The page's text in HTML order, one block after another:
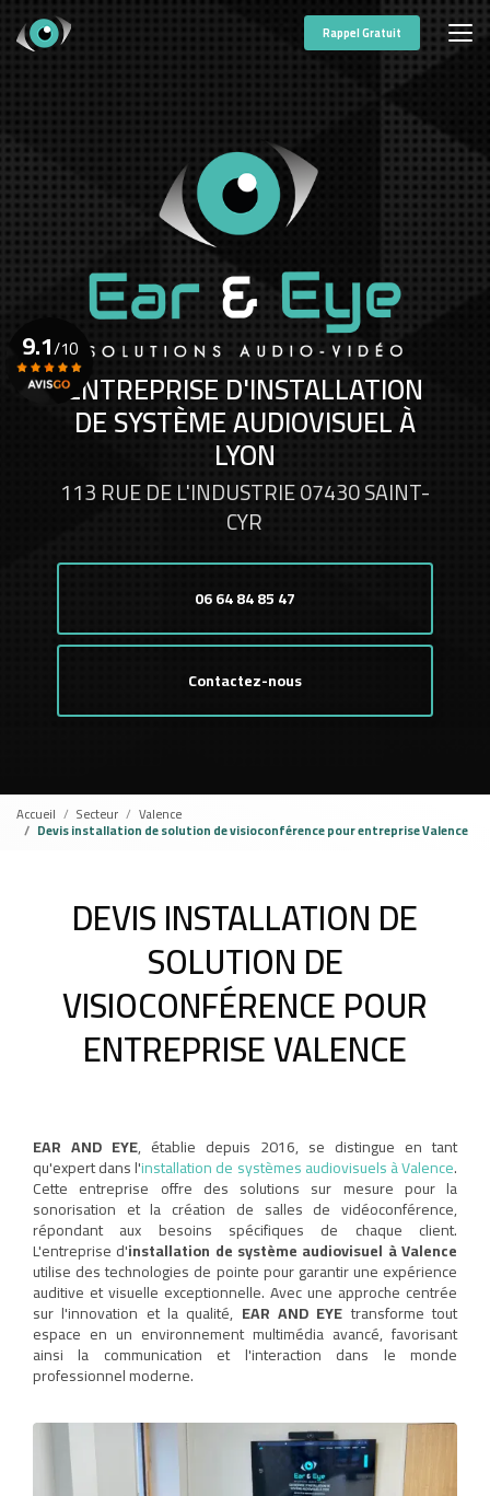
contenu
Rappel Gratuit
ENTREPRISE D'INSTALLATION
DE SYSTÈME AUDIOVISUEL À
LYON
113 RUE DE L'INDUSTRIE 07430 SAINT-
CYR
06 64 84 85 47
Contactez-nous
9.1/10
Voir le certificat
Accueil Secteur Valence
Devis installation de solution de visioconférence pour entreprise Valence
DEVIS INSTALLATION DE
SOLUTION DE
VISIOCONFÉRENCE POUR
ENTREPRISE VALENCE
EAR AND EYE, établie depuis 2016, se distingue en tant
qu'expert dans l'installation de systèmes audiovisuels à Valence.
Cette entreprise offre des solutions sur mesure pour la
sonorisation et la création de salles de vidéoconférence,
répondant aux besoins spécifiques de chaque client.
L'entreprise d'installation de système audiovisuel à Valence
utilise des technologies de pointe pour garantir une expérience
auditive et visuelle exceptionnelle. Avec une approche centrée
sur l'innovation et la qualité, EAR AND EYEtransforme tout
espace en un environnement multimédia avancé, favorisant
ainsi la communication et l'interaction dans le monde
professionnel moderne.